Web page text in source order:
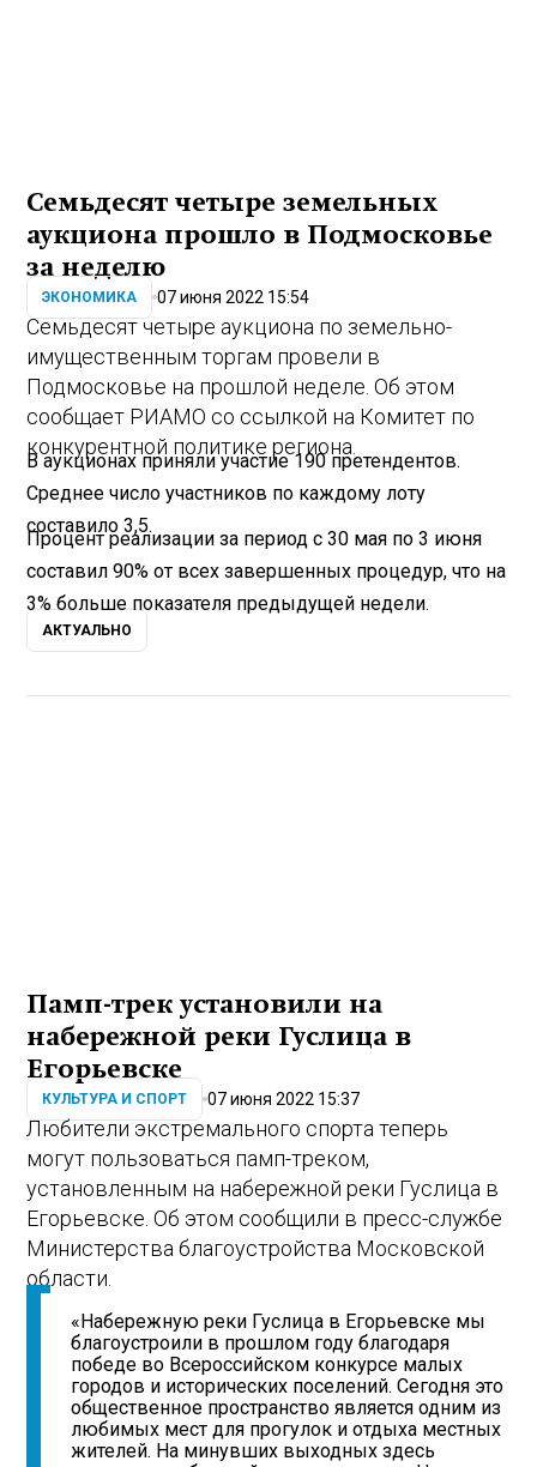
Семьдесят четыре земельных
аукциона прошло в Подмосковье
за неделю
ЭКОНОМИКА 07 июня 2022 15:54
Семьдесят четыре аукциона по земельно-
имущественным торгам провели в
Подмосковье на прошлой неделе. Об этом
сообщает РИАМО со ссылкой на Комитет по
конкурентной политике региона.
В аукционах приняли участие 190 претендентов.
Среднее число участников по каждому лоту
составило 3,5.
Процент реализации за период с 30 мая по 3 июня
составил 90% от всех завершенных процедур, что на
3% больше показателя предыдущей недели.
АКТУАЛЬНО
Памп-трек установили на
набережной реки Гуслица в
Егорьевске
КУЛЬТУРА И СПОРТ 07 июня 2022 15:37
Любители экстремального спорта теперь
могут пользоваться памп-треком,
установленным на набережной реки Гуслица в
Егорьевске. Об этом сообщили в пресс-службе
Министерства благоустройства Московской
области.
«Набережную реки Гуслица в Егорьевске мы
благоустроили в прошлом году благодаря
победе во Всероссийском конкурсе малых
городов и исторических поселений. Сегодня это
общественное пространство является одним из
любимых мест для прогулок и отдыха местных
жителей. На минувших выходных здесь